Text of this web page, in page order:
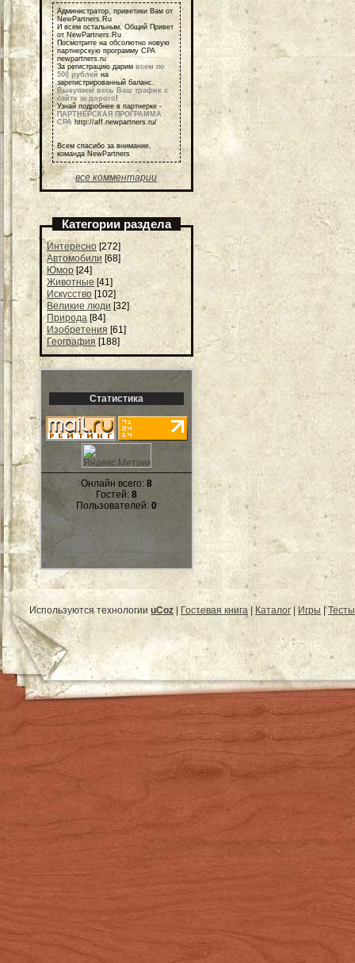
Администратор, приветики Вам от
NewPartners.Ru
И всем остальным, Общий Привет
от NewPartners.Ru
Посмотрите на обсолютно новую
партнерскую программу СРА
newpartners.ru
За регистрацию дарим всем по
500 рублей на
зарегистрированный баланс.
Выкупаем весь Ваш трафик с
сайта за дорого!
Узнай подробнее в партнерке -
ПАРТНЕРСКАЯ ПРОГРАММА
СРА http://aff.newpartners.ru/
Всем спасибо за внимание,
команда NewPartners
все комментарии
Категории раздела
Интересно [272]
Автомобили [68]
Юмор [24]
Животные [41]
Искусство [102]
Великие люди [32]
Природа [84]
Изобретения [61]
География [188]
Статистика
Онлайн всего: 8
Гостей: 8
Пользователей: 0
Используются технологии uCoz Гостевая книга| Каталог Игры |Тесты